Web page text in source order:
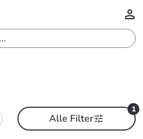
1
Alle Filter